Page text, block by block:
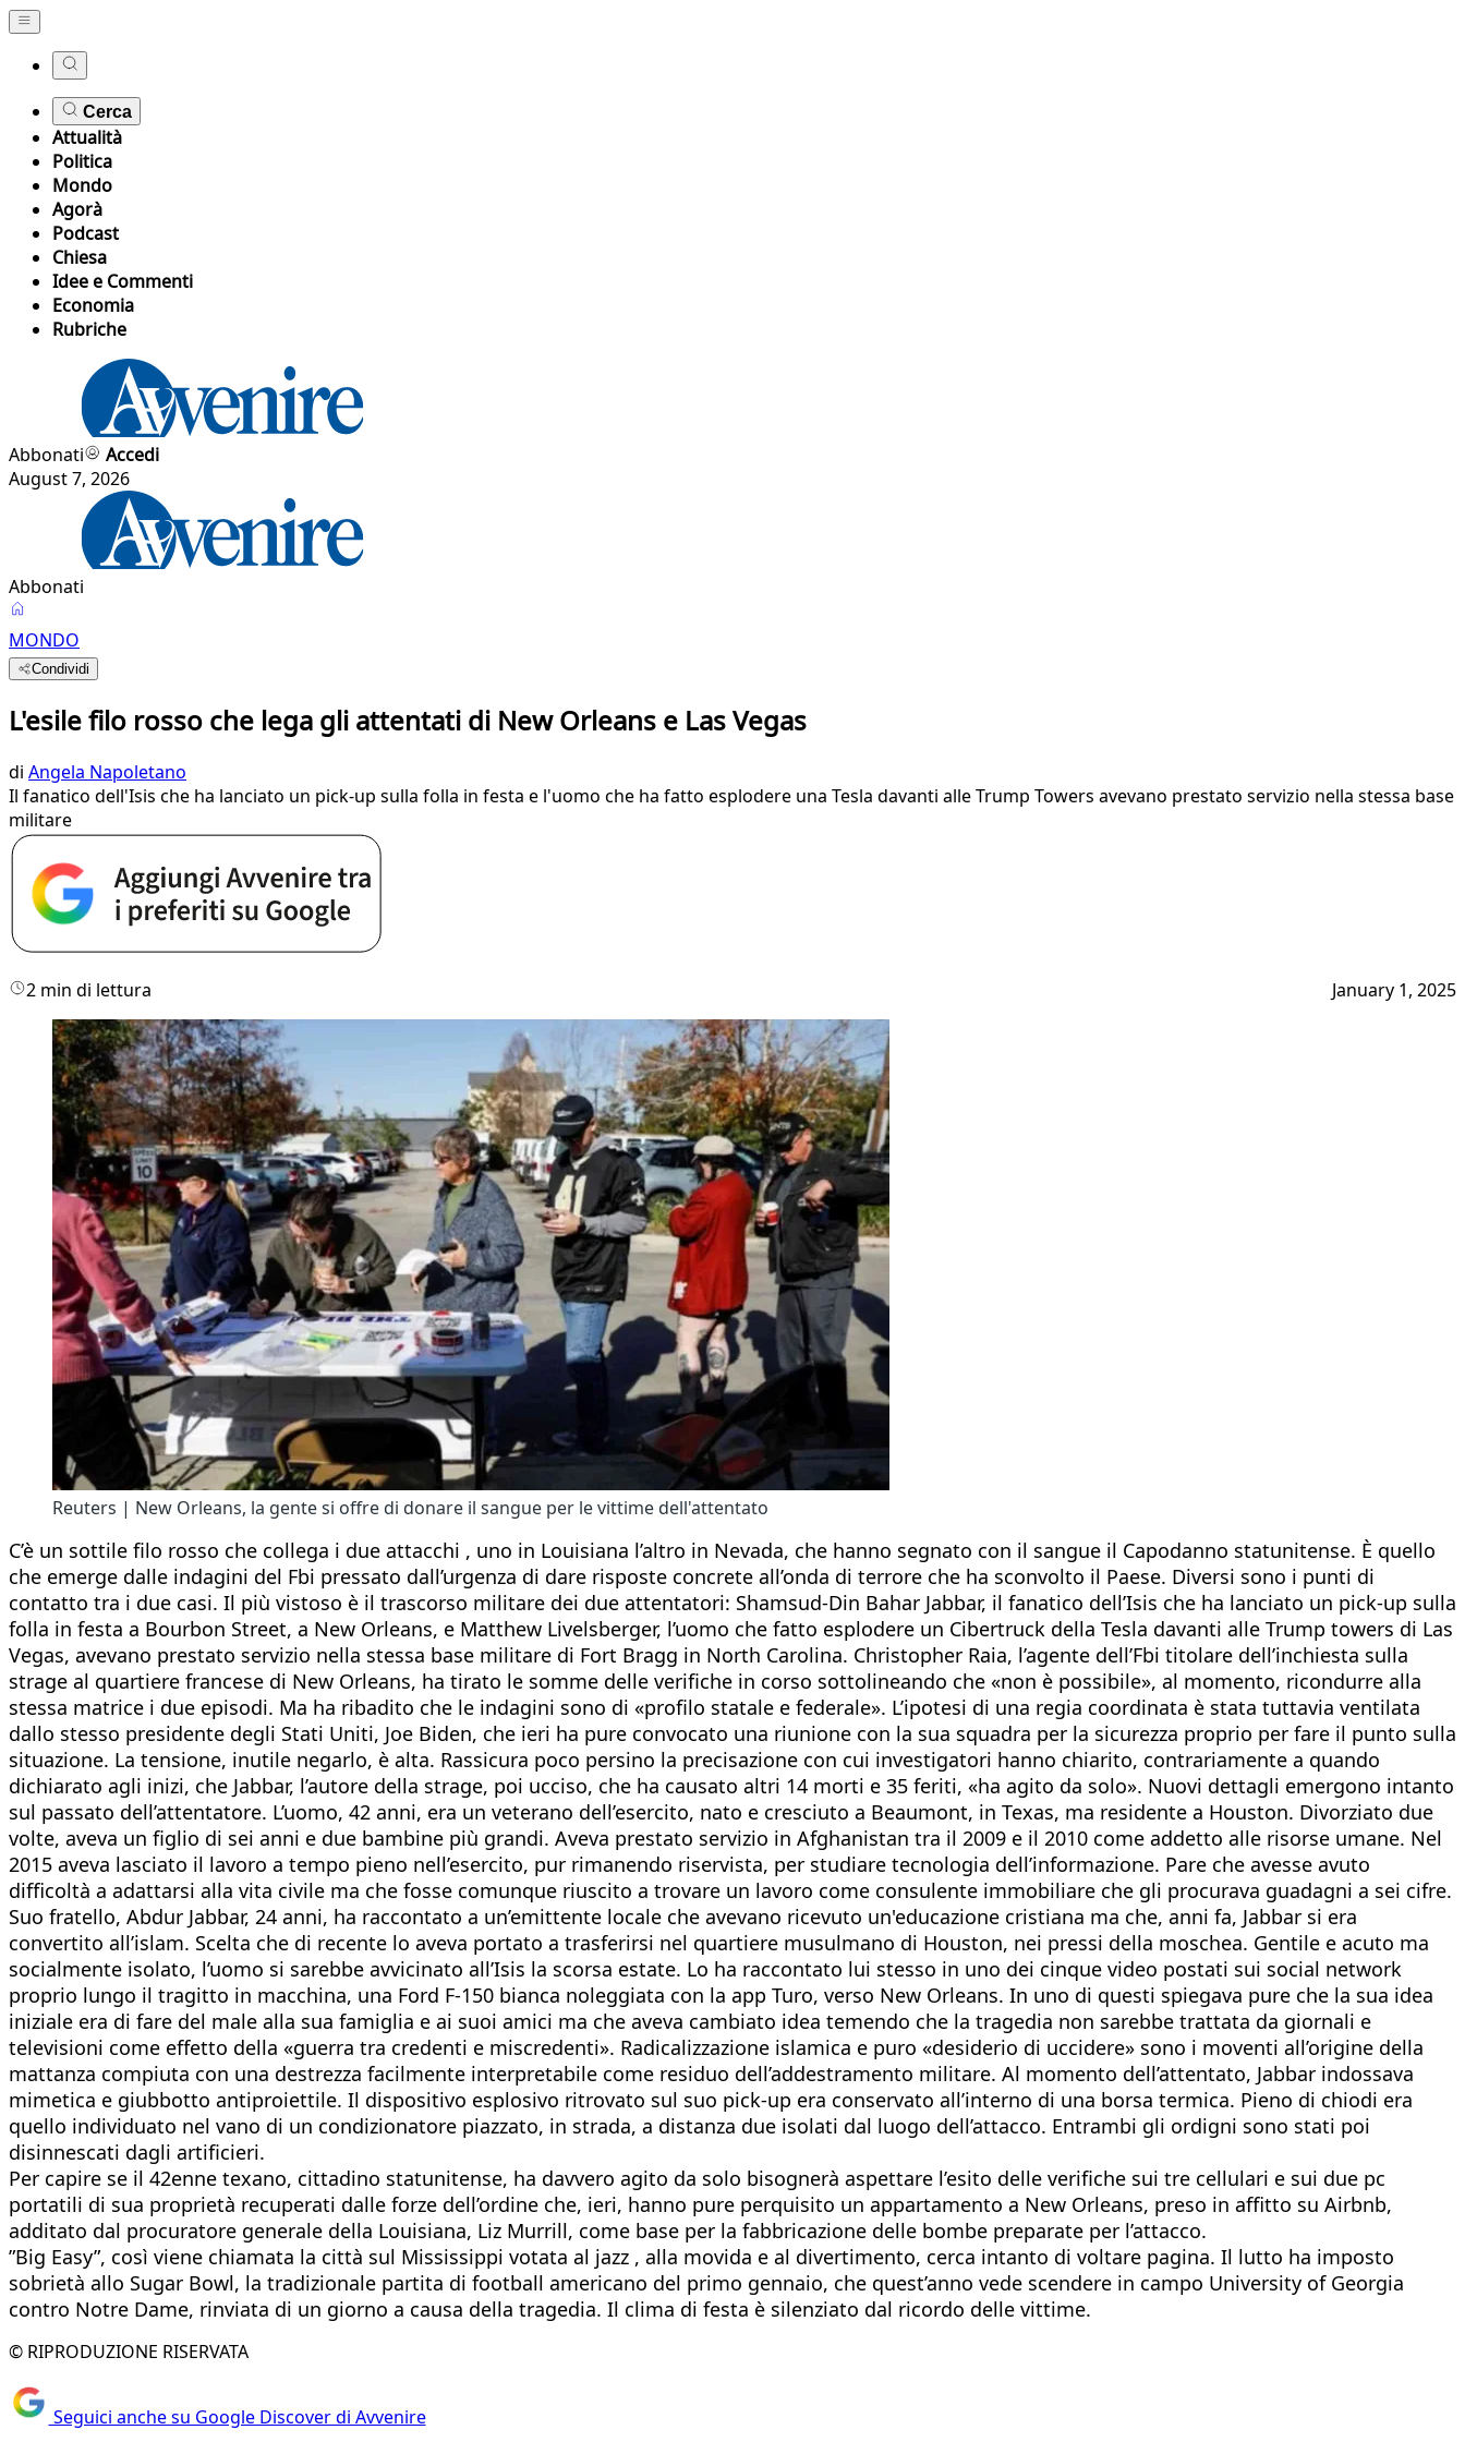
Cerca
Attualità
Politica
Mondo
Agorà
Podcast
Chiesa
Idee e Commenti
Economia
Rubriche
Abbonati
Accedi
August 7, 2026
Abbonati
MONDO
Condividi
L'esile filo rosso che lega gli attentati di New Orleans e Las Vegas
di Angela Napoletano
Il fanatico dell'Isis che ha lanciato un pick-up sulla folla in festa e l'uomo che ha fatto esplodere una Tesla davanti alle Trump Towers avevano prestato servizio nella stessa base
militare
2 min di lettura January 1, 2025
Reuters | New Orleans, la gente si offre di donare il sangue per le vittime dell'attentato
C’è un sottile filo rosso che collega i due attacchi , uno in Louisiana l’altro in Nevada, che hanno segnato con il sangue il Capodanno statunitense. È quello
che emerge dalle indagini del Fbi pressato dall’urgenza di dare risposte concrete all’onda di terrore che ha sconvolto il Paese. Diversi sono i punti di
contatto tra i due casi. Il più vistoso è il trascorso militare dei due attentatori: Shamsud-Din Bahar Jabbar, il fanatico dell’Isis che ha lanciato un pick-up sulla
folla in festa a Bourbon Street, a New Orleans, e Matthew Livelsberger, l’uomo che fatto esplodere un Cibertruck della Tesla davanti alle Trump towers di Las
Vegas, avevano prestato servizio nella stessa base militare di Fort Bragg in North Carolina. Christopher Raia, l’agente dell’Fbi titolare dell’inchiesta sulla
strage al quartiere francese di New Orleans, ha tirato le somme delle verifiche in corso sottolineando che «non è possibile», al momento, ricondurre alla
stessa matrice i due episodi. Ma ha ribadito che le indagini sono di «profilo statale e federale». L’ipotesi di una regia coordinata è stata tuttavia ventilata
dallo stesso presidente degli Stati Uniti, Joe Biden, che ieri ha pure convocato una riunione con la sua squadra per la sicurezza proprio per fare il punto sulla
situazione. La tensione, inutile negarlo, è alta. Rassicura poco persino la precisazione con cui investigatori hanno chiarito, contrariamente a quando
dichiarato agli inizi, che Jabbar, l’autore della strage, poi ucciso, che ha causato altri 14 morti e 35 feriti, «ha agito da solo». Nuovi dettagli emergono intanto
sul passato dell’attentatore. L’uomo, 42 anni, era un veterano dell’esercito, nato e cresciuto a Beaumont, in Texas, ma residente a Houston. Divorziato due
volte, aveva un figlio di sei anni e due bambine più grandi. Aveva prestato servizio in Afghanistan tra il 2009 e il 2010 come addetto alle risorse umane. Nel
2015 aveva lasciato il lavoro a tempo pieno nell’esercito, pur rimanendo riservista, per studiare tecnologia dell’informazione. Pare che avesse avuto
difficoltà a adattarsi alla vita civile ma che fosse comunque riuscito a trovare un lavoro come consulente immobiliare che gli procurava guadagni a sei cifre.
Suo fratello, Abdur Jabbar, 24 anni, ha raccontato a un’emittente locale che avevano ricevuto un'educazione cristiana ma che, anni fa, Jabbar si era
convertito all’islam. Scelta che di recente lo aveva portato a trasferirsi nel quartiere musulmano di Houston, nei pressi della moschea. Gentile e acuto ma
socialmente isolato, l’uomo si sarebbe avvicinato all’Isis la scorsa estate. Lo ha raccontato lui stesso in uno dei cinque video postati sui social network
proprio lungo il tragitto in macchina, una Ford F-150 bianca noleggiata con la app Turo, verso New Orleans. In uno di questi spiegava pure che la sua idea
iniziale era di fare del male alla sua famiglia e ai suoi amici ma che aveva cambiato idea temendo che la tragedia non sarebbe trattata da giornali e
televisioni come effetto della «guerra tra credenti e miscredenti». Radicalizzazione islamica e puro «desiderio di uccidere» sono i moventi all’origine della
mattanza compiuta con una destrezza facilmente interpretabile come residuo dell’addestramento militare. Al momento dell’attentato, Jabbar indossava
mimetica e giubbotto antiproiettile. Il dispositivo esplosivo ritrovato sul suo pick-up era conservato all’interno di una borsa termica. Pieno di chiodi era
quello individuato nel vano di un condizionatore piazzato, in strada, a distanza due isolati dal luogo dell’attacco. Entrambi gli ordigni sono stati poi
disinnescati dagli artificieri.
Per capire se il 42enne texano, cittadino statunitense, ha davvero agito da solo bisognerà aspettare l’esito delle verifiche sui tre cellulari e sui due pc
portatili di sua proprietà recuperati dalle forze dell’ordine che, ieri, hanno pure perquisito un appartamento a New Orleans, preso in affitto su Airbnb,
additato dal procuratore generale della Louisiana, Liz Murrill, come base per la fabbricazione delle bombe preparate per l’attacco.
”Big Easy”, così viene chiamata la città sul Mississippi votata al jazz , alla movida e al divertimento, cerca intanto di voltare pagina. Il lutto ha imposto
sobrietà allo Sugar Bowl, la tradizionale partita di football americano del primo gennaio, che quest’anno vede scendere in campo University of Georgia
contro Notre Dame, rinviata di un giorno a causa della tragedia. Il clima di festa è silenziato dal ricordo delle vittime.
© RIPRODUZIONE RISERVATA
Seguici anche su Google Discover di Avvenire